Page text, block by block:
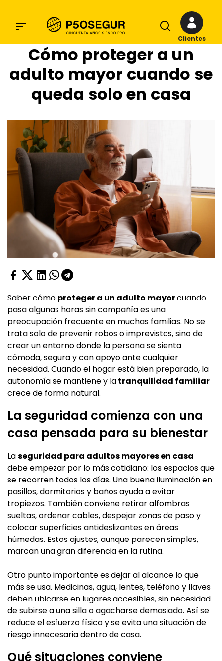
Clientes
Cómo proteger a un
adulto mayor cuando se
queda solo en casa
Saber cómo proteger a un adulto mayorcuando
pasa algunas horas sin compañía es una
preocupación frecuente en muchas familias. No se
trata solo de prevenir robos o imprevistos, sino de
crear un entorno donde la persona se sienta
cómoda, segura y con apoyo ante cualquier
necesidad. Cuando el hogar está bien preparado, la
autonomía se mantiene y latranquilidad familiar
crece de forma natural.
La seguridad comienza con una
casa pensada para su bienestar
Laseguridad para adultos mayores en casa
debe empezar por lo más cotidiano: los espacios que
se recorren todos los días. Una buena iluminación en
pasillos, dormitorios y baños ayuda a evitar
tropiezos. También conviene retirar alfombras
sueltas, ordenar cables, despejar zonas de paso y
colocar superficies antideslizantes en áreas
húmedas. Estos ajustes, aunque parecen simples,
marcan una gran diferencia en la rutina.
Otro punto importante es dejar al alcance lo que
más se usa. Medicinas, agua, lentes, teléfono y llaves
deben ubicarse en lugares accesibles, sin necesidad
de subirse a una silla o agacharse demasiado. Así se
reduce el esfuerzo físico y se evita una situación de
riesgo innecesaria dentro de casa.
Qué situaciones conviene